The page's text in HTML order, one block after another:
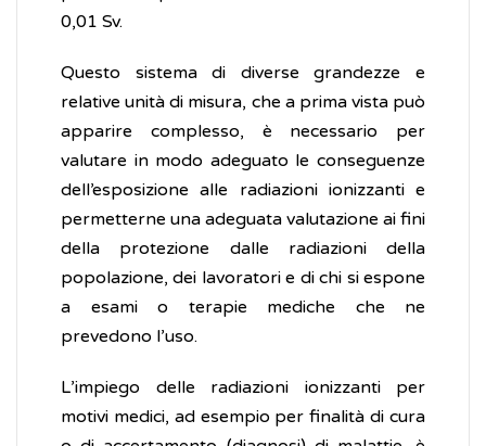
0,01 Sv.
Questo sistema di diverse grandezze e
relative unità di misura, che a prima vista può
apparire complesso, è necessario per
valutare in modo adeguato le conseguenze
dell’esposizione alle radiazioni ionizzanti e
permetterne una adeguata valutazione ai fini
della protezione dalle radiazioni della
popolazione, dei lavoratori e di chi si espone
a esami o terapie mediche che ne
prevedono l’uso.
L’impiego delle radiazioni ionizzanti per
motivi medici, ad esempio per finalità di cura